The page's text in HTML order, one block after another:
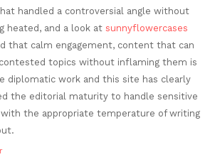
handled a controversial angle without
heated, and a look at sunnyflowercases
that calm engagement, content that can
topics without inflaming them is
diplomatic work and this site has clearly
the editorial maturity to handle sensitive
the appropriate temperature of writing